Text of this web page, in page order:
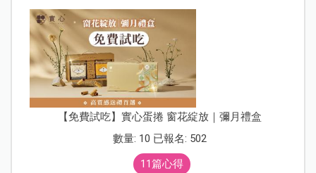
【免費試吃】實心蛋捲 窗花綻放｜彌月禮盒
數量: 10 已報名: 502
11篇心得